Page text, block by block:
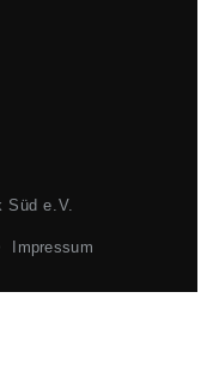
Süd e.V.
Impressum